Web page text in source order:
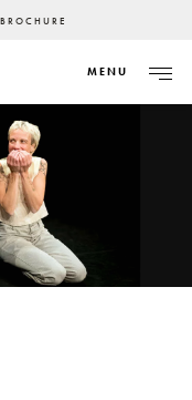
MENU